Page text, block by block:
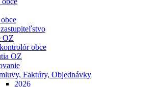
OZ
obce
OZ
Faktúry, Objednávky
2026